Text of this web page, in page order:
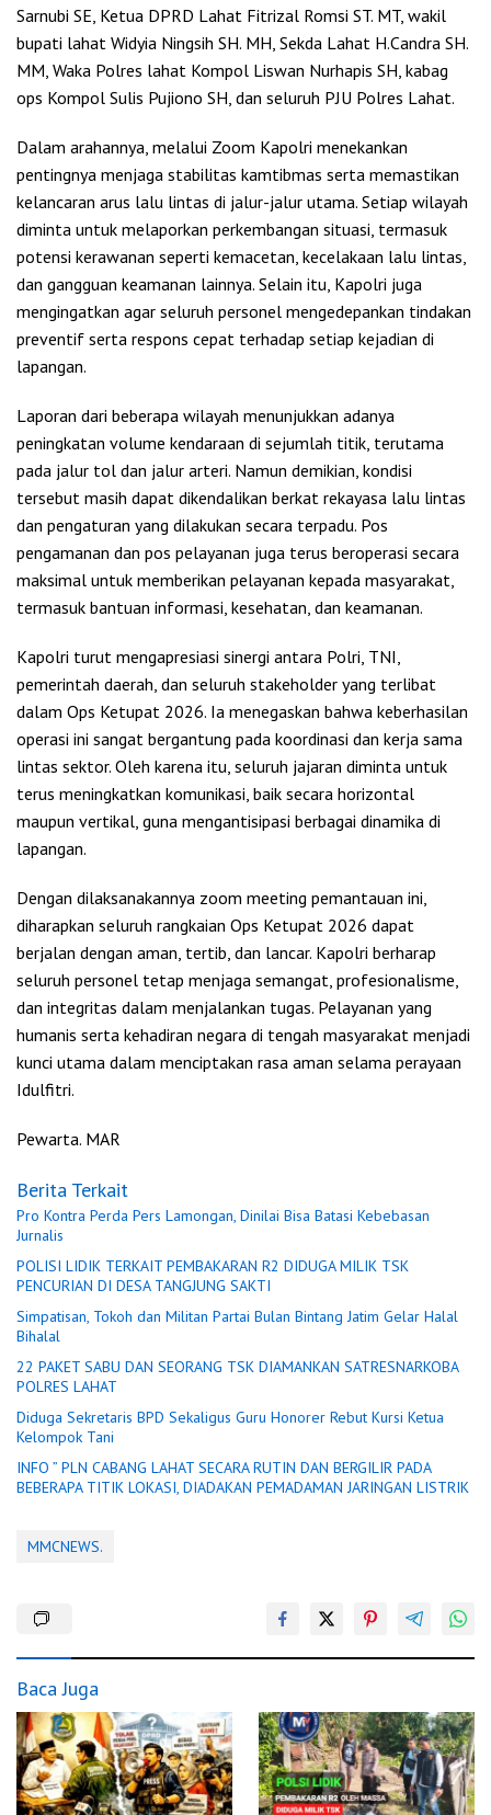
Sarnubi SE, Ketua DPRD Lahat Fitrizal Romsi ST. MT, wakil
bupati lahat Widyia Ningsih SH. MH, Sekda Lahat H.Candra SH.
MM, Waka Polres lahat Kompol Liswan Nurhapis SH, kabag
ops Kompol Sulis Pujiono SH, dan seluruh PJU Polres Lahat.
Dalam arahannya, melalui Zoom Kapolri menekankan
pentingnya menjaga stabilitas kamtibmas serta memastikan
kelancaran arus lalu lintas di jalur-jalur utama. Setiap wilayah
diminta untuk melaporkan perkembangan situasi, termasuk
potensi kerawanan seperti kemacetan, kecelakaan lalu lintas,
dan gangguan keamanan lainnya. Selain itu, Kapolri juga
mengingatkan agar seluruh personel mengedepankan tindakan
preventif serta respons cepat terhadap setiap kejadian di
lapangan.
Laporan dari beberapa wilayah menunjukkan adanya
peningkatan volume kendaraan di sejumlah titik, terutama
pada jalur tol dan jalur arteri. Namun demikian, kondisi
tersebut masih dapat dikendalikan berkat rekayasa lalu lintas
dan pengaturan yang dilakukan secara terpadu. Pos
pengamanan dan pos pelayanan juga terus beroperasi secara
maksimal untuk memberikan pelayanan kepada masyarakat,
termasuk bantuan informasi, kesehatan, dan keamanan.
Kapolri turut mengapresiasi sinergi antara Polri, TNI,
pemerintah daerah, dan seluruh stakeholder yang terlibat
dalam Ops Ketupat 2026. Ia menegaskan bahwa keberhasilan
operasi ini sangat bergantung pada koordinasi dan kerja sama
lintas sektor. Oleh karena itu, seluruh jajaran diminta untuk
terus meningkatkan komunikasi, baik secara horizontal
maupun vertikal, guna mengantisipasi berbagai dinamika di
lapangan.
Dengan dilaksanakannya zoom meeting pemantauan ini,
diharapkan seluruh rangkaian Ops Ketupat 2026 dapat
berjalan dengan aman, tertib, dan lancar. Kapolri berharap
seluruh personel tetap menjaga semangat, profesionalisme,
dan integritas dalam menjalankan tugas. Pelayanan yang
humanis serta kehadiran negara di tengah masyarakat menjadi
kunci utama dalam menciptakan rasa aman selama perayaan
Idulfitri.
Pewarta. MAR
Berita Terkait
Pro Kontra Perda Pers Lamongan, Dinilai Bisa Batasi Kebebasan
Jurnalis
POLISI LIDIK TERKAIT PEMBAKARAN R2 DIDUGA MILIK TSK
PENCURIAN DI DESA TANGJUNG SAKTI
Simpatisan, Tokoh dan Militan Partai Bulan Bintang Jatim Gelar Halal
Bihalal
22 PAKET SABU DAN SEORANG TSK DIAMANKAN SATRESNARKOBA
POLRES LAHAT
Diduga Sekretaris BPD Sekaligus Guru Honorer Rebut Kursi Ketua
Kelompok Tani
INFO ” PLN CABANG LAHAT SECARA RUTIN DAN BERGILIR PADA
BEBERAPA TITIK LOKASI, DIADAKAN PEMADAMAN JARINGAN LISTRIK
MMCNEWS.
Baca Juga